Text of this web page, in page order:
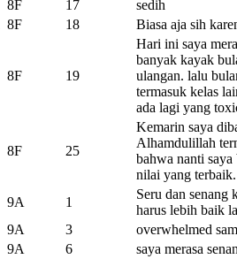
8F 17
sedih
8F 18 Biasa aja sih
8F 19
Hari ini saya
banyak kayak
ulangan. lalu
termasuk kelas
ada lagi yang
8F 25
Kemarin saya
Alhamdulillah
bahwa nanti
nilai yang terbaik.
9A 1
Seru dan senang
harus lebih baik
9A 3
overwhelmed
9A 6
saya merasa